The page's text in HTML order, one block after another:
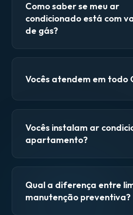
Como saber se meu ar
condicionado está com
de gás?
Vocês atendem em todo
Vocês instalam ar
apartamento?
Qual a diferença entre
manutenção preventiva?